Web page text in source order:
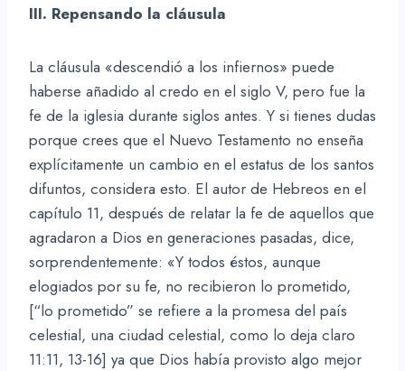
III. Repensando la cláusula
La cláusula «descendió a los infiernos» puede
haberse añadido al credo en el siglo V, pero fue la
fe de la iglesia durante siglos antes. Y si tienes dudas
porque crees que el Nuevo Testamento no enseña
explícitamente un cambio en el estatus de los santos
difuntos, considera esto. El autor de Hebreos en el
capítulo 11, después de relatar la fe de aquellos que
agradaron a Dios en generaciones pasadas, dice,
sorprendentemente: «Y todos éstos, aunque
elogiados por su fe, no recibieron lo prometido,
[“lo prometido” se refiere a la promesa del país
celestial, una ciudad celestial, como lo deja claro
11:11, 13-16] ya que Dios había provisto algo mejor